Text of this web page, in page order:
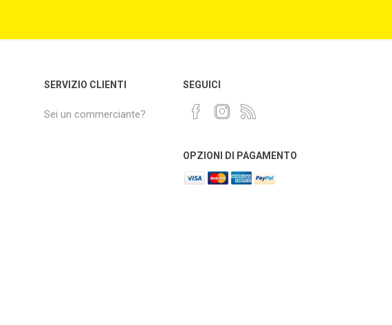
SERVIZIO CLIENTI
Sei un commerciante?
SEGUICI
OPZIONI DI PAGAMENTO